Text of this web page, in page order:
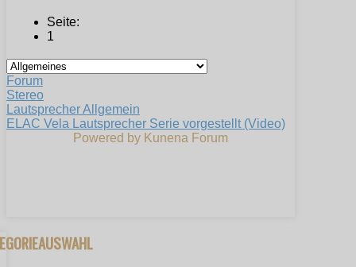
Seite:
1
Forum
Stereo
Lautsprecher Allgemein
ELAC Vela Lautsprecher Serie vorgestellt (Video)
Powered by Kunena Forum